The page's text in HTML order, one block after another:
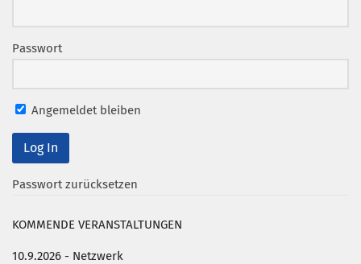
Passwort
Angemeldet bleiben
Passwort zurücksetzen
KOMMENDE VERANSTALTUNGEN
10.9.2026 - Netzwerk